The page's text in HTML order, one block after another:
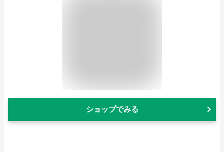
ショップでみる